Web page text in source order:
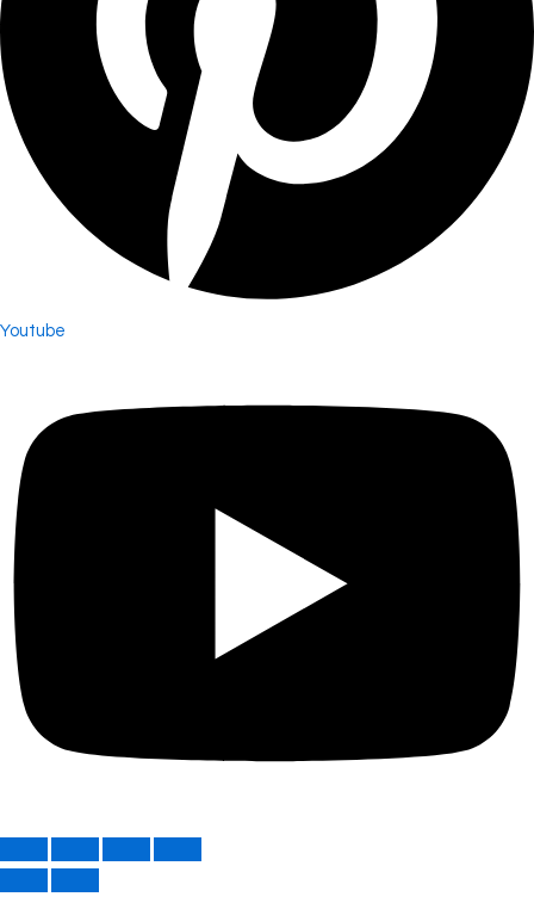
Youtube